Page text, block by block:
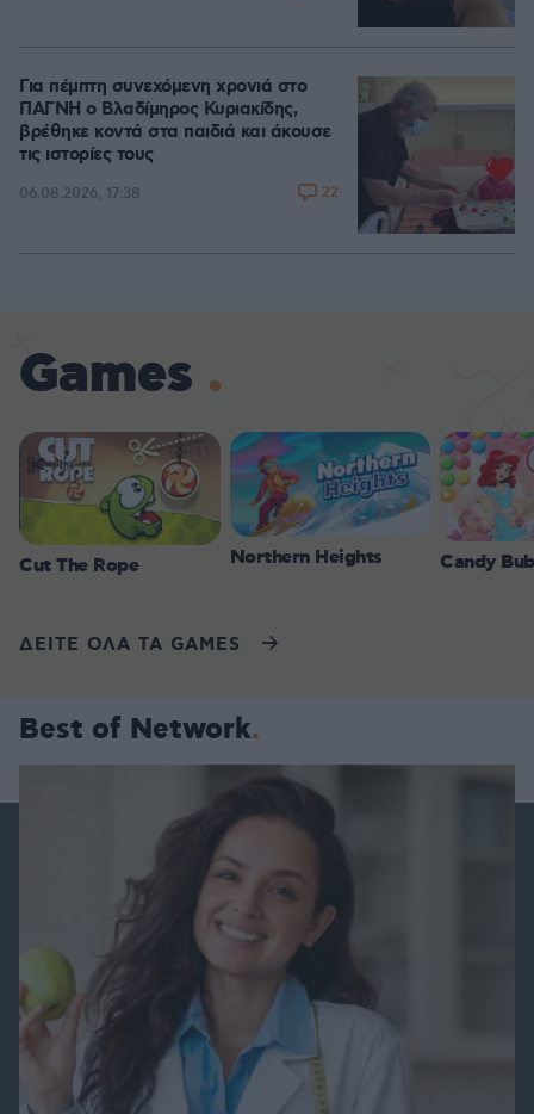
Για πέμπτη συνεχόμενη χρονιά στο
ΠΑΓΝΗ ο Βλαδίμηρος Κυριακίδης,
βρέθηκε κοντά στα παιδιά και άκουσε
τις ιστορίες τους
06.08.2026, 17:38 22
Games
Cut The Rope Northern Heights Candy
ΔΕΙΤΕ ΟΛΑ ΤΑ GAMES
Best of Network